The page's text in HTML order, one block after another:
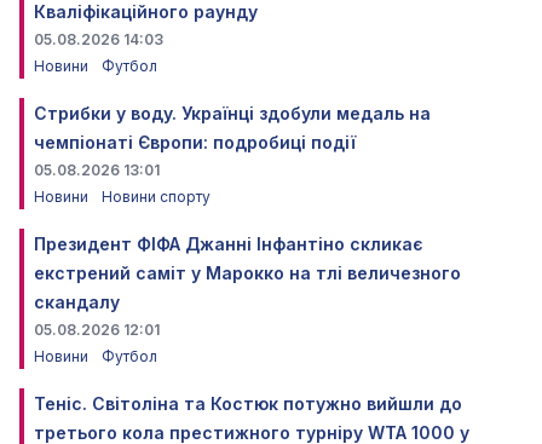
Кваліфікаційного раунду
05.08.2026 14:03
Новини
Футбол
Стрибки у воду. Українці здобули медаль на
чемпіонаті Європи: подробиці події
05.08.2026 13:01
Новини
Новини спорту
Президент ФІФА Джанні Інфантіно скликає
екстрений саміт у Марокко на тлі величезного
скандалу
05.08.2026 12:01
Новини
Футбол
Теніс. Світоліна та Костюк потужно вийшли до
третього кола престижного турніру WTA 1000 у